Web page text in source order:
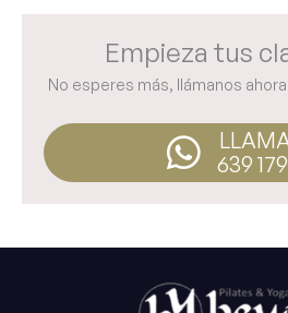
Empieza tus
No esperes más, llámanos
639